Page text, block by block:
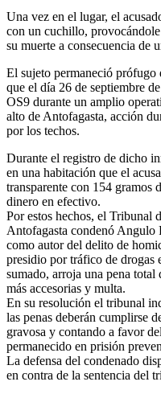
Una vez en el lugar, el
con un cuchillo,
su muerte a consecuencia de
El sujeto permaneció prófugo
que el día 26 de septiembre
OS9 durante un amplio
alto de Antofagasta, acción
por los techos.
Durante el registro de dicho
en una habitación que el
transparente con 154 gramos
dinero en efectivo.
Por estos hechos, el Tribunal
Antofagasta condenó Angulo
como autor del delito de
presidio por tráfico de drogas
sumado, arroja una pena
más accesorias y multa.
En su resolución el tribunal
las penas deberán cumplirse
gravosa y contando a favor
permanecido en prisión
La defensa del condenado
en contra de la sentencia del